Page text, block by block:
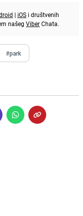
| iOS i društvenih
našeg ViberChata.
#park